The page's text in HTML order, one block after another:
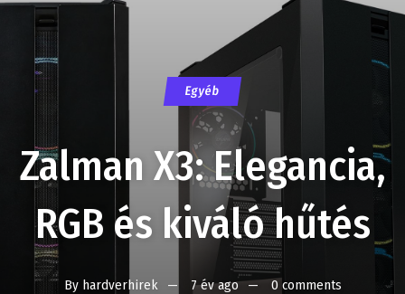
Egyéb
Zalman X3: Elegancia,
RGB és kiváló hűtés
By hardverhirek 7 év ago 0 comments